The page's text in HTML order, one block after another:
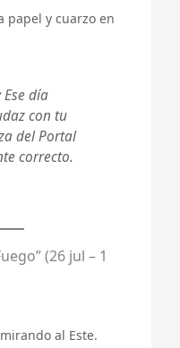
papel y cuarzo en
Ese día
con tu
del Portal
correcto.
(26 jul – 1
mirando al Este.